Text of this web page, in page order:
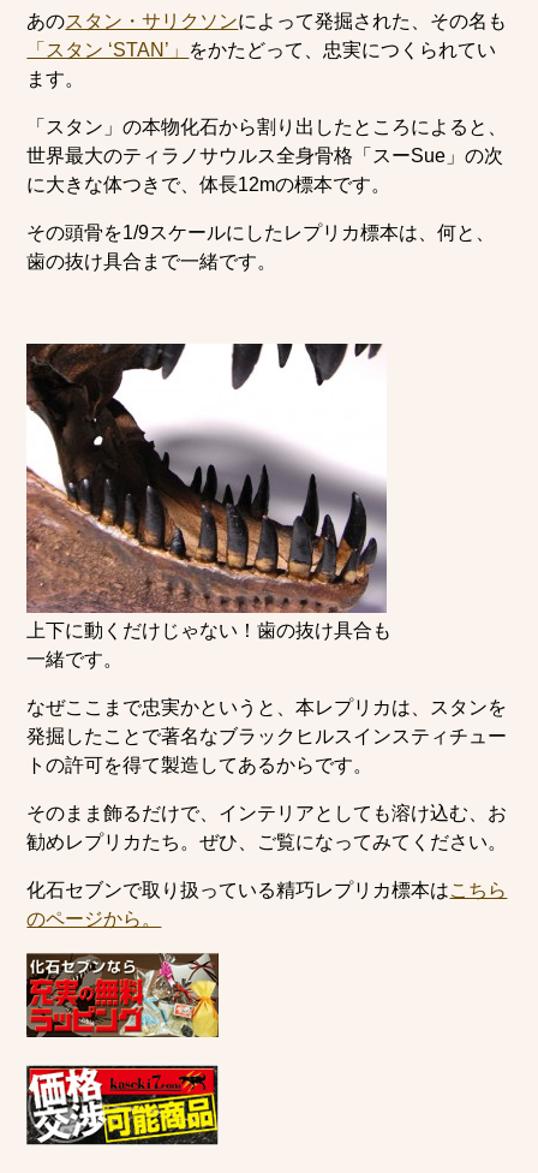
あのスタン・サリクソンによって発掘された、その名も
「スタン ‘STAN’」 をかたどって、忠実につくられてい
ます。
「スタン」の本物化石から割り出したところによると、
世界最大のティラノサウルス全身骨格「スーSue」の次
に大きな体つきで、体長12mの標本です。
その頭骨を1/9スケールにしたレプリカ標本は、何と、
歯の抜け具合まで一緒です。
上下に動くだけじゃない！歯の抜け具合も
一緒です。
なぜここまで忠実かというと、本レプリカは、スタンを
発掘したことで著名なブラックヒルスインスティチュー
トの許可を得て製造してあるからです。
そのまま飾るだけで、インテリアとしても溶け込む、お
勧めレプリカたち。ぜひ、ご覧になってみてください。
化石セブンで取り扱っている精巧レプリカ標本はこちら
のページから。